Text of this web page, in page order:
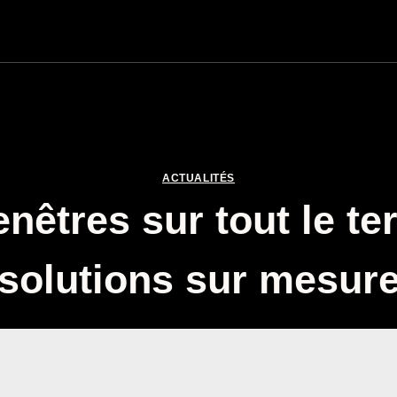
ACTUALITÉS
sur tout le
sur